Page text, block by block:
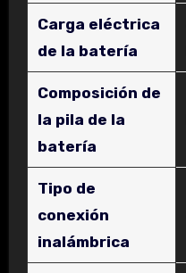
Carga eléctrica
de la batería
Composición de
la pila de la
batería
Tipo de
conexión
inalámbrica